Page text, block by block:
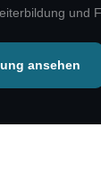
und
ansehen